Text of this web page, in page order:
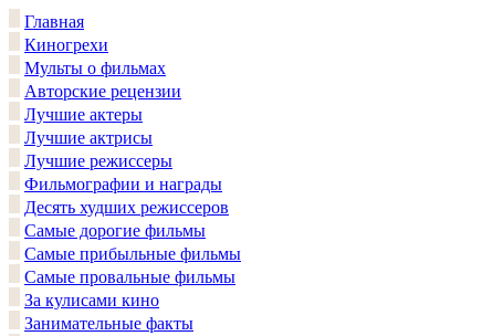
Главная
Киногрехи
Мульты о фильмах
Авторские рецензии
Лучшие актеры
Лучшие актрисы
Лучшие режиссеры
Фильмографии и награды
Десять худших режиссеров
Самые дорогие фильмы
Самые прибыльные фильмы
Самые провальные фильмы
За кулисами кино
Занимательные факты